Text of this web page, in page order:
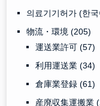
의료기기허가 (한
物流・環境(205)
運送業許可(57)
利用運送業(34)
倉庫業登録(61)
産廃収集運搬業